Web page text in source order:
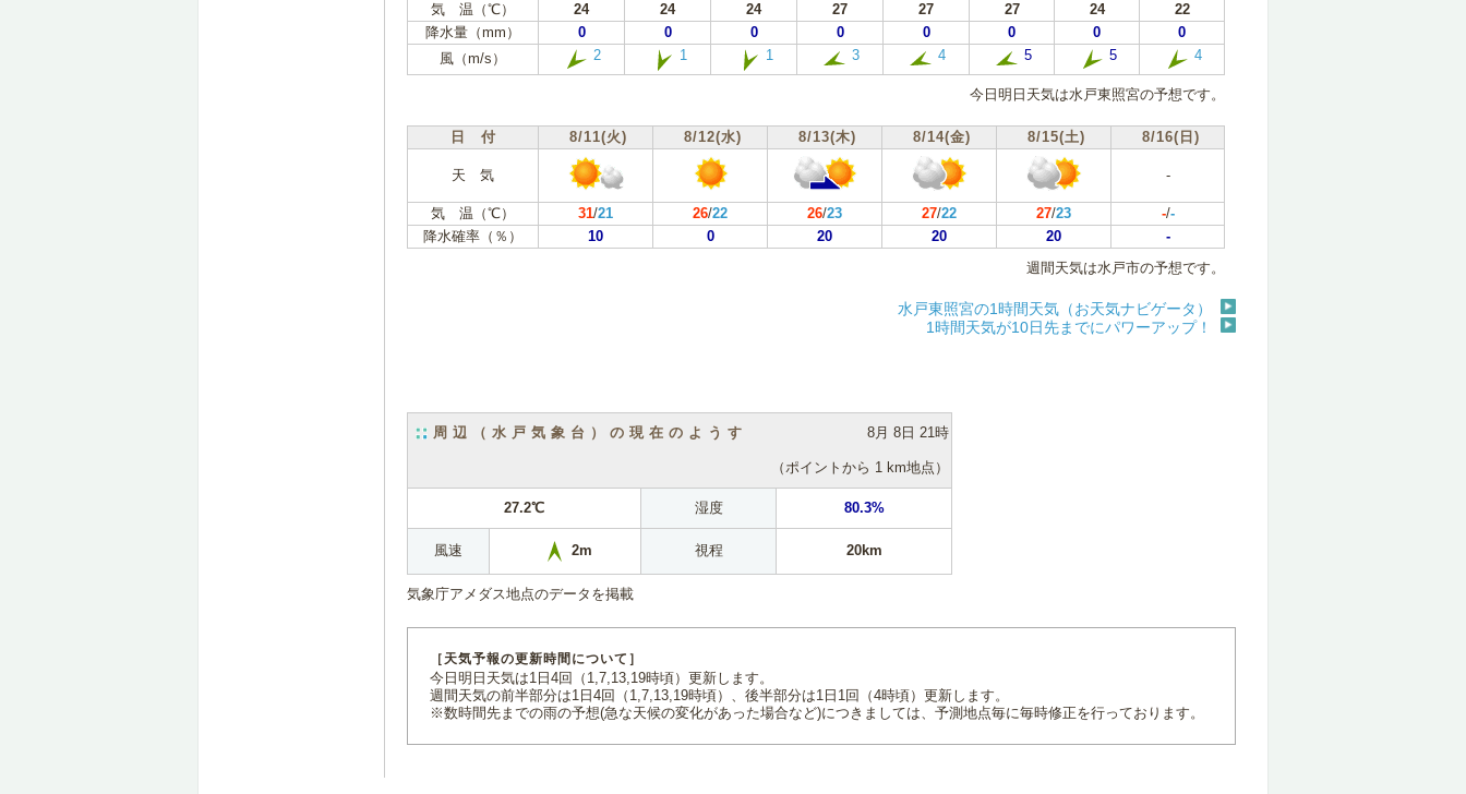
気 温（℃）
24 24 24 27 27 27 24
22
降水量（mm）
0 0 0 0 0 0 0
0
風（m/s）
2 1 1 3 4 5 5 4
今日明日天気は水戸東照宮の予想です。
日 付 8/11(火) 8/12(水) 8/13(木) 8/14(金) 8/15(土) 8/16(日)
天 気 -
気 温（℃） 31/21 26/22 26/23 27/22 27/23 -/-
降水確率（％）
10 0 20 20 20
-
週間天気は水戸市の予想です。
水戸東照宮の1時間天気（お天気ナビゲータ）
1時間天気が10日先までにパワーアップ！
周辺（水戸気象台）の現在のようす 8月 8日 21時
（ポイントから 1 km地点）
27.2℃ 湿度 80.3%
風速 2m 視程 20km
気象庁アメダス地点のデータを掲載
［天気予報の更新時間について］
今日明日天気は1日4回（1,7,13,19時頃）更新します。
週間天気の前半部分は1日4回（1,7,13,19時頃）、後半部分は1日1回（4時頃）更新します。
※数時間先までの雨の予想(急な天候の変化があった場合など)につきましては、予測地点毎に毎時修正を行っております。